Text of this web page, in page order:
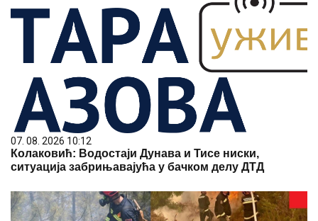
07. 08. 2026 10:12
Колаковић: Водостаји Дунава и Тисе ниски,
ситуација забрињавајућа у бачком делу ДТД